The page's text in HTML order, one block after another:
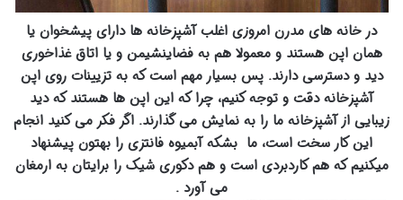
در خانه های مدرن امروزی اغلب آشپزخانه ها دارای پیشخوان یا
همان اپن هستند و معمولا هم به فضاینشیمن و یا اتاق غذاخوری
دید و دسترسی دارند. پس بسیار مهم است که به تزیینات روی اپن
آشپزخانه دقت و توجه کنیم، چرا که این اپن ها هستند که دید
زیبایی از آشپزخانه ما را به نمایش می گذارند. اگر فکر می کنید انجام
این کار سخت است، ما بشکه آبمیوه فانتزی را بهتون پیشنهاد
میکنیم که هم کاردبردی است و هم دکوری شیک را برایتان به ارمغان
می آورد .